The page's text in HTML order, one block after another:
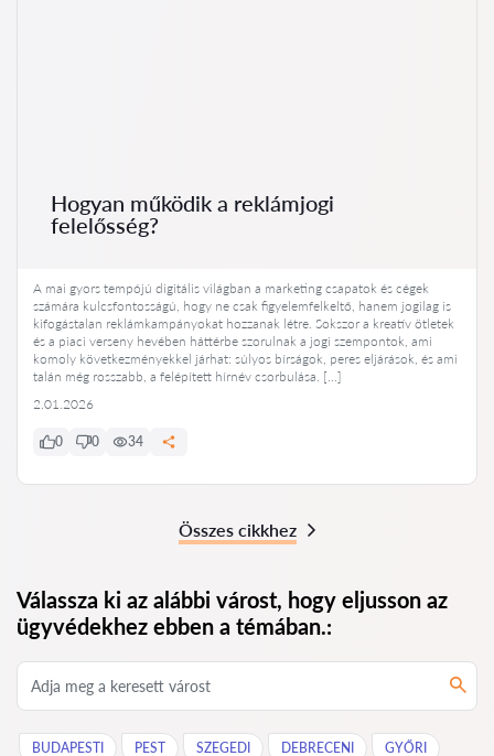
Hogyan működik a reklámjogi
felelősség?
A mai gyors tempójú digitális világban a marketing csapatok és cégek
számára kulcsfontosságú, hogy ne csak figyelemfelkeltő, hanem jogilag is
kifogástalan reklámkampányokat hozzanak létre. Sokszor a kreatív ötletek
és a piaci verseny hevében háttérbe szorulnak a jogi szempontok, ami
komoly következményekkel járhat: súlyos bírságok, peres eljárások, és ami
talán még rosszabb, a felépített hírnév csorbulása. […]
2.01.2026
0 0 34
Összes cikkhez
Válassza ki az alábbi várost, hogy eljusson az
ügyvédekhez ebben a témában.:
BUDAPESTI PEST SZEGEDI DEBRECENI GYŐRI